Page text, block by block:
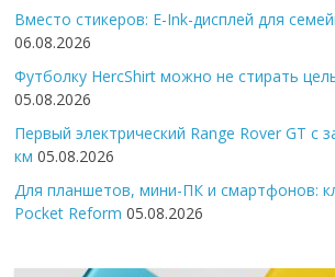
Вместо стикеров: E-Ink-дисплей для
06.08.2026
Футболку HercShirt можно не стирать
05.08.2026
Первый электрический Range Rover GT с
км 05.08.2026
Для планшетов, мини-ПК и смартфонов:
Pocket Reform 05.08.2026